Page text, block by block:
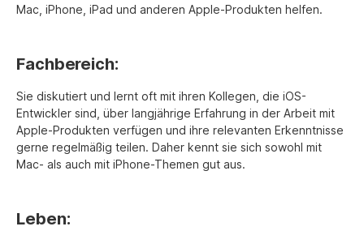
Mac, iPhone, iPad und anderen Apple-Produkten helfen.
Fachbereich:
Sie diskutiert und lernt oft mit ihren Kollegen, die iOS-
Entwickler sind, über langjährige Erfahrung in der Arbeit mit
Apple-Produkten verfügen und ihre relevanten Erkenntnisse
gerne regelmäßig teilen. Daher kennt sie sich sowohl mit
Mac- als auch mit iPhone-Themen gut aus.
Leben: